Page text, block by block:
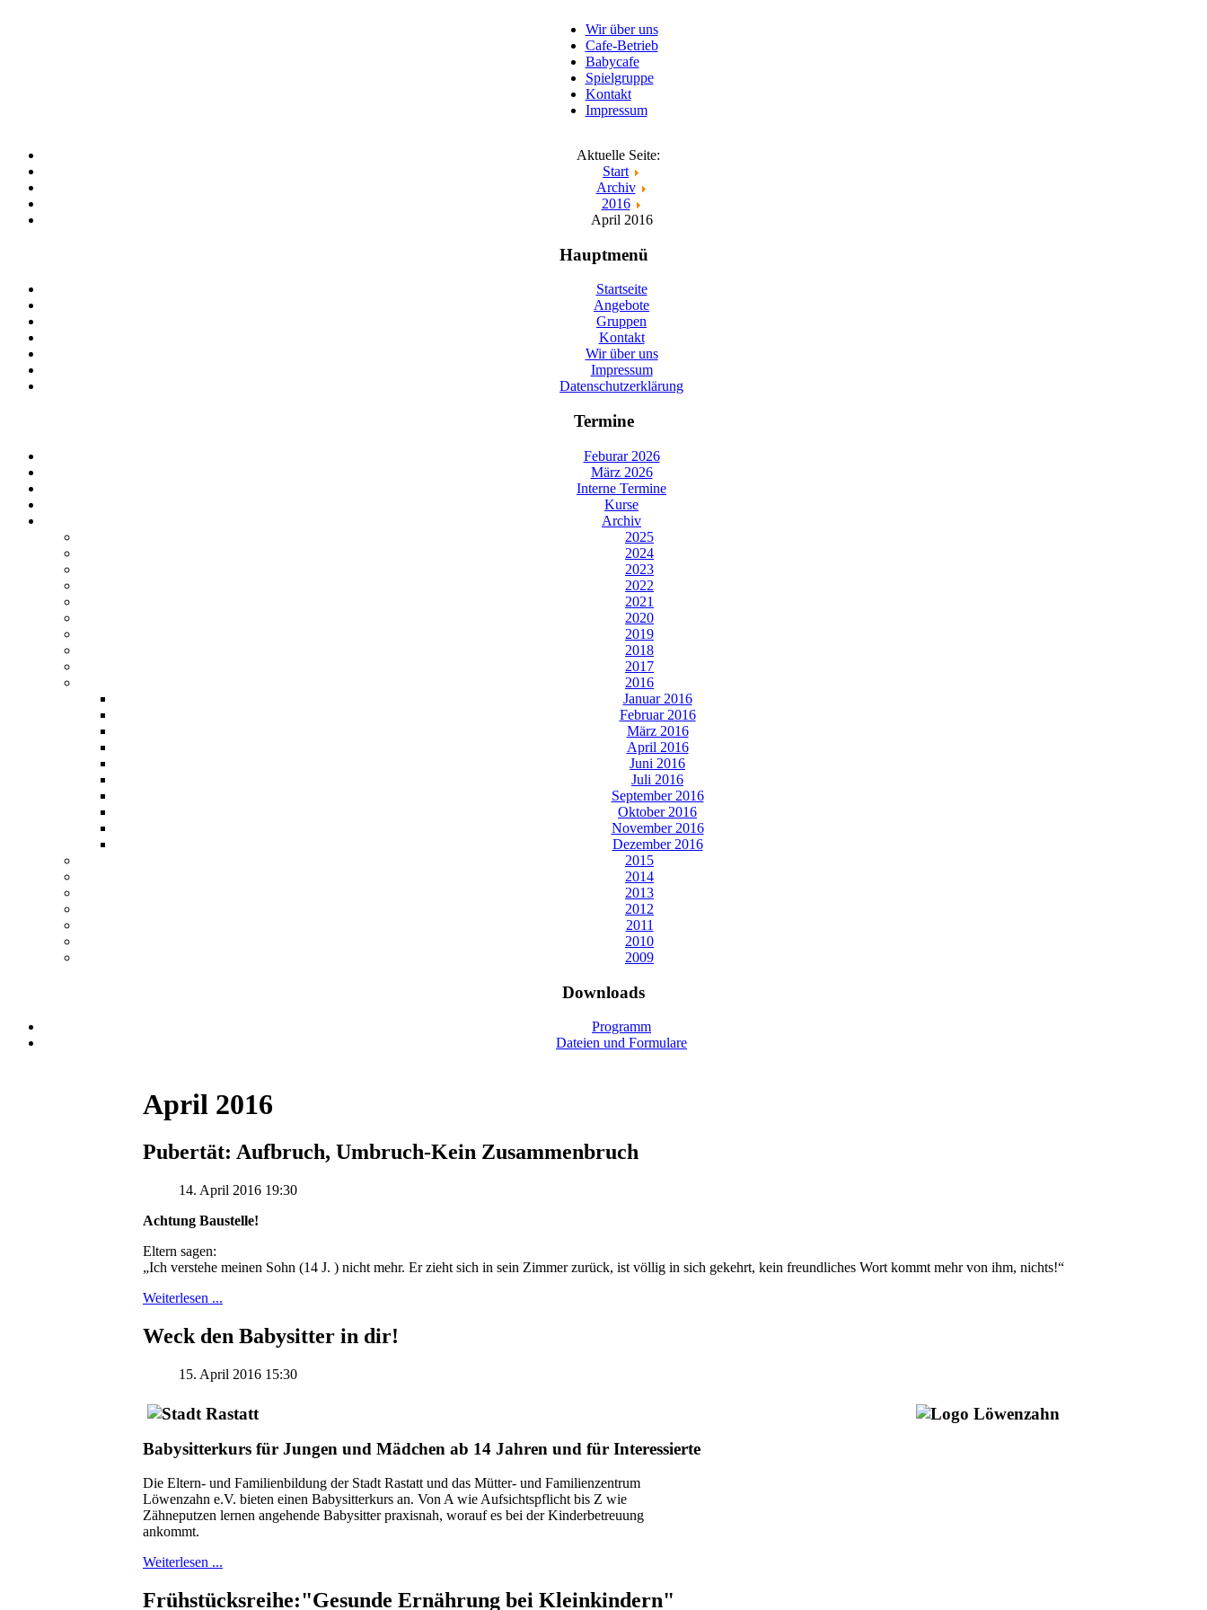
Wir über uns
Cafe-Betrieb
Babycafe
Spielgruppe
Kontakt
Impressum
Aktuelle Seite:
Start
Archiv
2016
April 2016
Hauptmenü
Startseite
Angebote
Gruppen
Kontakt
Wir über uns
Impressum
Datenschutzerklärung
Termine
Feburar 2026
März 2026
Interne Termine
Kurse
Archiv
2025
2024
2023
2022
2021
2020
2019
2018
2017
2016
Januar 2016
Februar 2016
März 2016
April 2016
Juni 2016
Juli 2016
September 2016
Oktober 2016
November 2016
Dezember 2016
2015
2014
2013
2012
2011
2010
2009
Downloads
Programm
Dateien und Formulare
April 2016
Pubertät: Aufbruch, Umbruch-Kein Zusammenbruch
14. April 2016 19:30
Achtung Baustelle!
Eltern sagen:
„Ich verstehe meinen Sohn (14 J. ) nicht mehr. Er zieht sich in sein Zimmer zurück, ist völlig in sich gekehrt, kein freundliches Wort kommt mehr von ihm, nichts!“
Weiterlesen ...
Weck den Babysitter in dir!
15. April 2016 15:30
Babysitterkurs für Jungen und Mädchen ab 14 Jahren und für Interessierte
Die Eltern- und Familienbildung der Stadt Rastatt und das Mütter- und Familienzentrum
Löwenzahn e.V. bieten einen Babysitterkurs an. Von A wie Aufsichtspflicht bis Z wie
Zähneputzen lernen angehende Babysitter praxisnah, worauf es bei der Kinderbetreuung
ankommt.
Weiterlesen ...
Frühstücksreihe:"Gesunde Ernährung bei Kleinkindern"